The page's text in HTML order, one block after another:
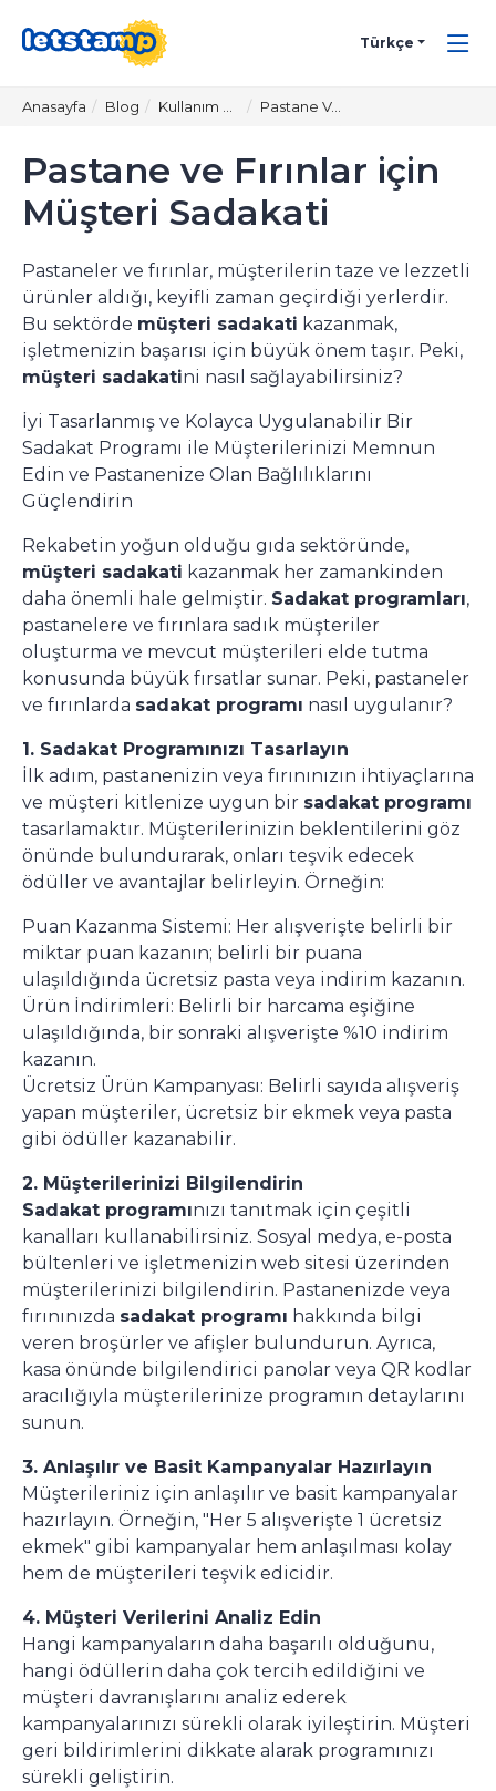
Türkçe
Anasayfa Blog Pastane Ve Fırınlar İçin Müşteri Sadakati
Pastane ve Fırınlar için
Müşteri Sadakati
Pastaneler ve fırınlar, müşterilerin taze ve lezzetli
ürünler aldığı, keyifli zaman geçirdiği yerlerdir.
Bu sektörde müşteri sadakati kazanmak,
işletmenizin başarısı için büyük önem taşır. Peki,
müşteri sadakatini nasıl sağlayabilirsiniz?
İyi Tasarlanmış ve Kolayca Uygulanabilir Bir
Sadakat Programı ile Müşterilerinizi Memnun
Edin ve Pastanenize Olan Bağlılıklarını
Güçlendirin
Rekabetin yoğun olduğu gıda sektöründe,
müşteri sadakati kazanmak her zamankinden
daha önemli hale gelmiştir. Sadakat programları,
pastanelere ve fırınlara sadık müşteriler
oluşturma ve mevcut müşterileri elde tutma
konusunda büyük fırsatlar sunar. Peki, pastaneler
ve fırınlarda sadakat programı nasıl uygulanır?
1. Sadakat Programınızı Tasarlayın
İlk adım, pastanenizin veya fırınınızın ihtiyaçlarına
ve müşteri kitlenize uygun bir sadakat programı
tasarlamaktır. Müşterilerinizin beklentilerini göz
önünde bulundurarak, onları teşvik edecek
ödüller ve avantajlar belirleyin. Örneğin:
Puan Kazanma Sistemi: Her alışverişte belirli bir
miktar puan kazanın; belirli bir puana
ulaşıldığında ücretsiz pasta veya indirim kazanın.
Ürün İndirimleri: Belirli bir harcama eşiğine
ulaşıldığında, bir sonraki alışverişte %10 indirim
kazanın.
Ücretsiz Ürün Kampanyası: Belirli sayıda alışveriş
yapan müşteriler, ücretsiz bir ekmek veya pasta
gibi ödüller kazanabilir.
2. Müşterilerinizi Bilgilendirin
Sadakat programınızı tanıtmak için çeşitli
kanalları kullanabilirsiniz. Sosyal medya, e-posta
bültenleri ve işletmenizin web sitesi üzerinden
müşterilerinizi bilgilendirin. Pastanenizde veya
fırınınızda sadakat programı hakkında bilgi
veren broşürler ve afişler bulundurun. Ayrıca,
kasa önünde bilgilendirici panolar veya QR kodlar
aracılığıyla müşterilerinize programın detaylarını
sunun.
3. Anlaşılır ve Basit Kampanyalar Hazırlayın
Müşterileriniz için anlaşılır ve basit kampanyalar
hazırlayın. Örneğin, "Her 5 alışverişte 1 ücretsiz
ekmek" gibi kampanyalar hem anlaşılması kolay
hem de müşterileri teşvik edicidir.
4. Müşteri Verilerini Analiz Edin
Hangi kampanyaların daha başarılı olduğunu,
hangi ödüllerin daha çok tercih edildiğini ve
müşteri davranışlarını analiz ederek
kampanyalarınızı sürekli olarak iyileştirin. Müşteri
geri bildirimlerini dikkate alarak programınızı
sürekli geliştirin.